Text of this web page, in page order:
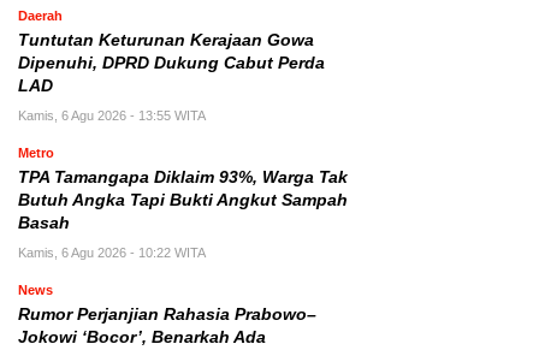
Daerah
Tuntutan Keturunan Kerajaan Gowa
Dipenuhi, DPRD Dukung Cabut Perda
LAD
Kamis, 6 Agu 2026 - 13:55 WITA
Metro
TPA Tamangapa Diklaim 93%, Warga Tak
Butuh Angka Tapi Bukti Angkut Sampah
Basah
Kamis, 6 Agu 2026 - 10:22 WITA
News
Rumor Perjanjian Rahasia Prabowo–
Jokowi ‘Bocor’, Benarkah Ada